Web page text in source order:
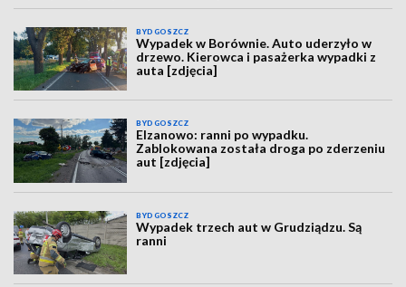
BYDGOSZCZ
Wypadek w Borównie. Auto uderzyło w
drzewo. Kierowca i pasażerka wypadki z
auta [zdjęcia]
BYDGOSZCZ
Elzanowo: ranni po wypadku.
Zablokowana została droga po zderzeniu
aut [zdjęcia]
BYDGOSZCZ
Wypadek trzech aut w Grudziądzu. Są
ranni